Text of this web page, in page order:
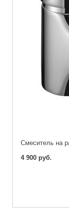
Cмеситель на
4 900 руб.